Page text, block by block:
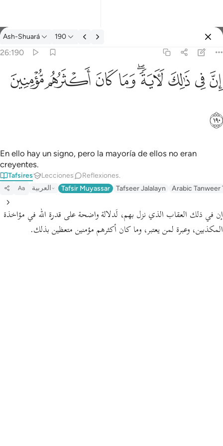
Tafsir: Ash-Shuará 26:190
Ash-Shuará 190
26:190
ان في ذالك لاية وما كان اكثرهم مومنين ١٩٠
إِنَّ فِى ذَٰلِكَ لَـَٔايَةًۭ ۖ وَمَا كَانَ أَكْثَرُهُم مُّؤْمِنِينَ ١٩٠
ﱳﱴﱵﱶﱷﱸﱹﱺﱻ
ﱼ
En ello hay un signo, pero la mayoría de ellos no eran
creyentes.
Tafsires Lecciones Reflexiones.
Aa العربية Tafsir Muyassar Tafseer Jalalayn Arabic Tanweer
إن في ذلك العقاب الذي نزل بهم، لَدلالة واضحة على قدرة الله في مؤاخذة
المكذبين، وعبرة لمن يعتبر، وما كان أكثرهم مؤمنين متعظين بذلك.